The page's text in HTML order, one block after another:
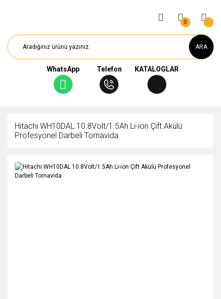
ARA
WhatsApp Telefon KATALOGLAR
0
Hitachi WH10DAL 10.8Volt/1.5Ah Li-ion Çift Akülü
Profesyonel Darbeli Tornavida